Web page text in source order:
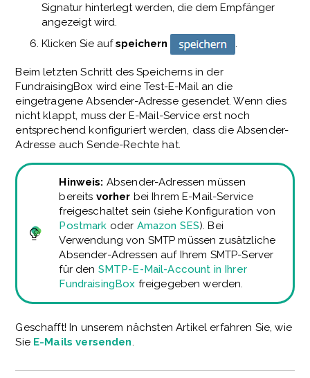
Signatur hinterlegt werden, die dem Empfänger
angezeigt wird.
Klicken Sie aufspeichern .
Beim letzten Schritt des Speicherns in der
FundraisingBox wird eine Test-E-Mail an die
eingetragene Absender-Adresse gesendet. Wenn dies
nicht klappt, muss der E-Mail-Service erst noch
entsprechend konfiguriert werden, dass die Absender-
Adresse auch Sende-Rechte hat.
Hinweis: Absender-Adressen müssen
bereits vorher bei Ihrem E-Mail-Service
freigeschaltet sein (siehe Konfiguration von
Postmark oder Amazon SES). Bei
Verwendung von SMTP müssen zusätzliche
Absender-Adressen auf Ihrem SMTP-Server
für den SMTP-E-Mail-Account in Ihrer
FundraisingBox freigegeben werden.
Geschafft! In unserem nächsten Artikel erfahren Sie, wie
Sie E-Mails versenden.